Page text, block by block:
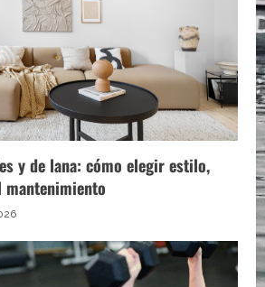
y de lana: cómo elegir estilo,